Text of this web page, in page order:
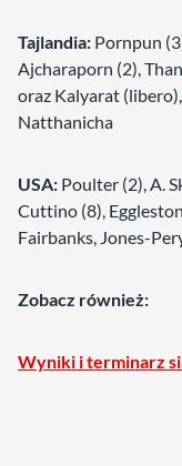
Tajlandia: Pornpun
Ajcharaporn (2),
oraz Kalyarat
Natthanicha
USA: Poulter (2), A.
Cuttino (8),
Fairbanks, Jones-
Zobacz również:
Wyniki i terminarz